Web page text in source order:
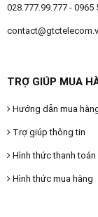
028.777.99.777 - 0965
TRỢ GIÚP MUA
Hướng dẫn mua
Trợ giúp thông tin
Hình thức thanh toán
Hình thức mua hàng